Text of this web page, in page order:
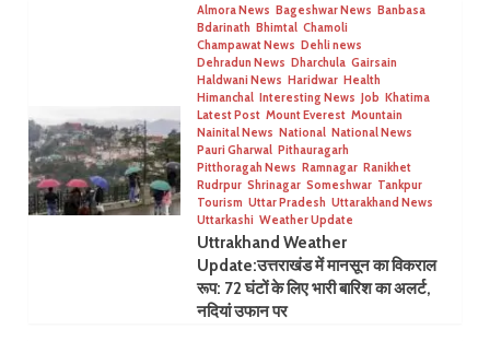
Almora News Bageshwar News Banbasa
Bdarinath Bhimtal Chamoli
Champawat News Dehli news
Dehradun News Dharchula Gairsain
Haldwani News Haridwar Health
Himanchal Interesting News Job Khatima
Latest Post Mount Everest Mountain
Nainital News National National News
Pauri Gharwal Pithauragarh
Pitthoragah News Ramnagar Ranikhet
Rudrpur Shrinagar Someshwar Tankpur
Tourism Uttar Pradesh Uttarakhand News
Uttarkashi Weather Update
Uttrakhand Weather
Update:उत्तराखंड में मानसून का विकराल
रूप: 72 घंटों के लिए भारी बारिश का अलर्ट,
नदियां उफान पर